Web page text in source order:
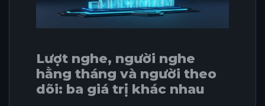
Lượt nghe, người nghe
hằng tháng và người theo
dõi: ba giá trị khác nhau